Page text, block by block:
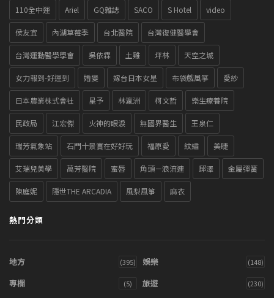
110全中運 Ariel GQ雜誌 SACO S Hotel video
侯友宜 內湖草莓季 台北醫院 台灣復健醫學會
台灣運動醫學學會 吳依霖 土雞 坪林 天空之城
女力報到-好運到 婚變 嫁台日本女星 布袋戲風箏 愛紗
日本農業株式會社 星予 林瀛洲 柯文哲 樂生療養院
民政局 江宏傑 火神的眼淚 無國界醫生 王泉仁
瑞芳氣象站 石門十景實在好好玩 福原愛 紋繡 美睫
艾瑞兒美學 萬芳醫院 蜜唇 角頭－浪流連 邱澤 金屬彈簧
陳庭妮 隱世THE ARCADIA 風梨風箏 麻衣
熱門分類
地方 (395) 娛樂 (148)
專欄 (5) 旅遊 (230)